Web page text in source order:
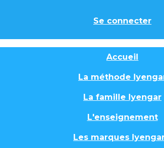
Se connecter
Accueil
La méthode
La famille Iyengar
L'enseignement
Les marques